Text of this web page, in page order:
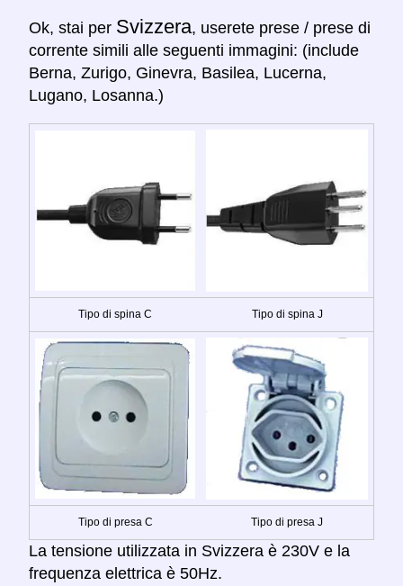
Ok, stai per Svizzera, userete prese / prese di
corrente simili alle seguenti immagini: (include
Berna, Zurigo, Ginevra, Basilea, Lucerna,
Lugano, Losanna.)
Tipo di spina C Tipo di spina J
Tipo di presa C Tipo di presa J
La tensione utilizzata in Svizzera è 230V e la
frequenza elettrica è 50Hz.